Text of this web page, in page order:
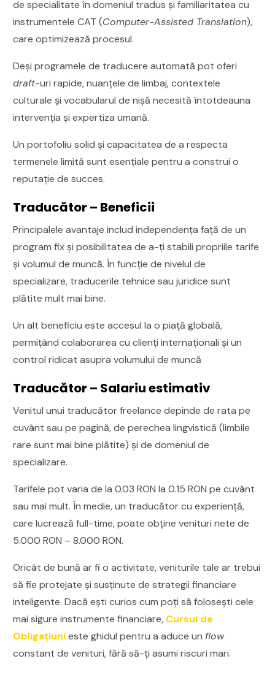
de specialitate în domeniul tradus și familiaritatea cu
instrumentele CAT (Computer-Assisted Translation),
care optimizează procesul.
Deși programele de traducere automată pot oferi
draft-uri rapide, nuanțele de limbaj, contextele
culturale și vocabularul de nișă necesită întotdeauna
intervenția și expertiza umană.
Un portofoliu solid și capacitatea de a respecta
termenele limită sunt esențiale pentru a construi o
reputație de succes.
Traducător – Beneficii
Principalele avantaje includ independența față de un
program fix și posibilitatea de a-ți stabili propriile tarife
și volumul de muncă. În funcție de nivelul de
specializare, traducerile tehnice sau juridice sunt
plătite mult mai bine.
Un alt beneficiu este accesul la o piață globală,
permițând colaborarea cu clienți internaționali și un
control ridicat asupra volumului de muncă
Traducător – Salariu estimativ
Venitul unui traducător freelance depinde de rata pe
cuvânt sau pe pagină, de perechea lingvistică (limbile
rare sunt mai bine plătite) și de domeniul de
specializare.
Tarifele pot varia de la 0.03 RON la 0.15 RON pe cuvânt
sau mai mult. În medie, un traducător cu experiență,
care lucrează full-time, poate obține venituri nete de
5.000 RON – 8.000 RON.
Oricât de bună ar fi o activitate, veniturile tale ar trebui
să fie protejate și susținute de strategii financiare
inteligente. Dacă ești curios cum poți să folosești cele
mai sigure instrumente financiare, Cursul de
Obligațiunieste ghidul pentru a aduce un flow
constant de venituri, fără să-ți asumi riscuri mari.